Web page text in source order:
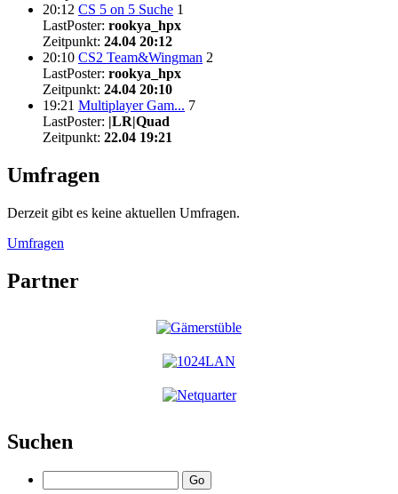
20:12 CS 5 on 5 Suche 1
LastPoster: rookya_hpx
Zeitpunkt: 24.04 20:12
20:10 CS2 Team&Wingman 2
LastPoster: rookya_hpx
Zeitpunkt: 24.04 20:10
19:21 Multiplayer Gam... 7
LastPoster: |LR|Quad
Zeitpunkt: 22.04 19:21
Umfragen
Derzeit gibt es keine aktuellen Umfragen.
Umfragen
Partner
Suchen